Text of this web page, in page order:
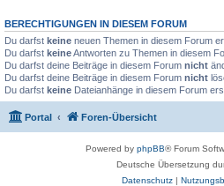
BERECHTIGUNGEN IN DIESEM FORUM
Du darfst keine neuen Themen in diesem Forum
Du darfst keineAntworten zu Themen in diesem
Du darfst deine Beiträge in diesem Forum nicht
Du darfst deine Beiträge in diesem Forum nicht
Du darfst keine Dateianhänge in diesem Forum
Portal Foren-Übersicht
Powered by phpBB® Forum
Deutsche Übersetzung
Datenschutz|